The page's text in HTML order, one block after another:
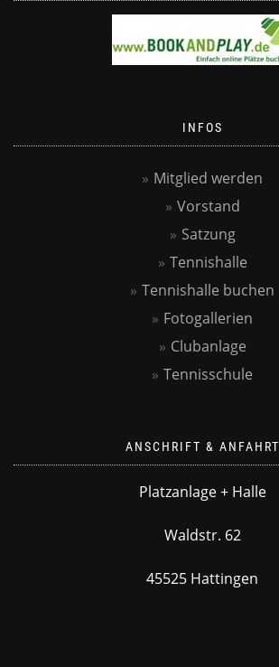
INFOS
Mitglied werden
Vorstand
Satzung
Tennishalle
Tennishalle buchen
Fotogallerien
Clubanlage
Tennisschule
ANSCHRIFT & ANFAHRT
Platzanlage + Halle
Waldstr. 62
45525 Hattingen